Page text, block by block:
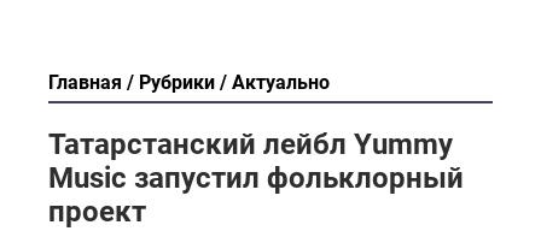
Главная Рубрики Актуально
Татарстанский лейбл Yummy
Music запустил фольклорный
проект